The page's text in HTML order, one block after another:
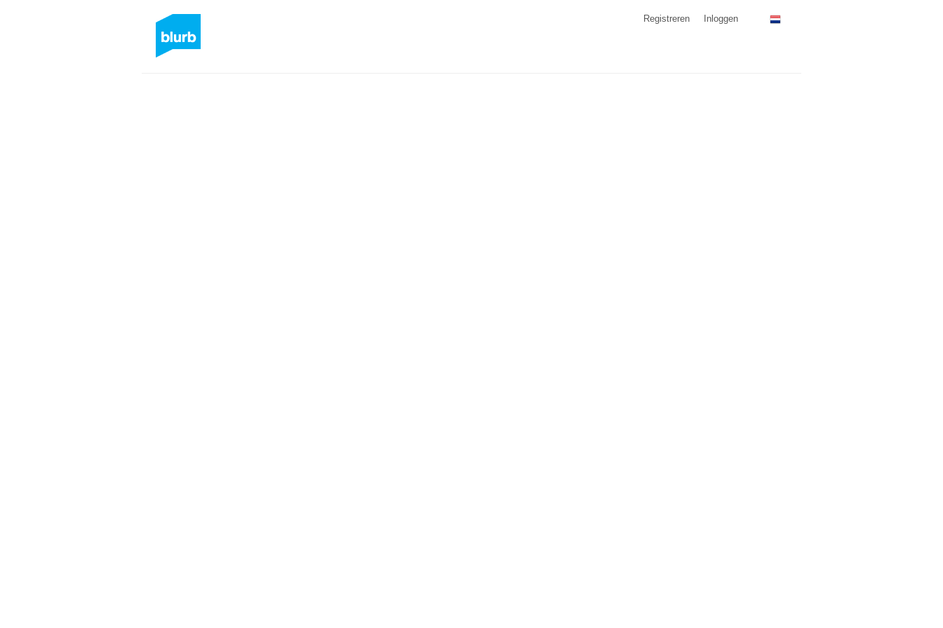
Registreren Inloggen